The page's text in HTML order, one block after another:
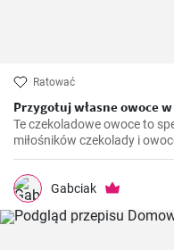
Ratować
Przygotuj własne owoce
Te czekoladowe owoce to
miłośników czekolady i
ten przepis kilka lat temu,
czekoladowego deseru. Od
faworytem na moich
gości.
Gabciak